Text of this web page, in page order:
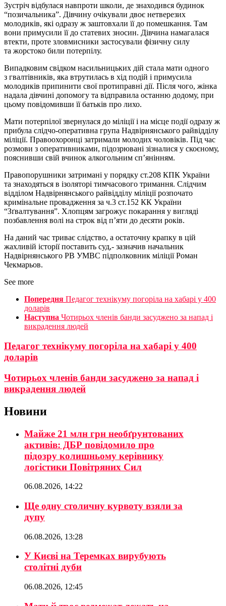
Зустріч відбулася навпроти школи, де знаходився будинок
“позичальника”. Дівчину очікували двоє нетверезих
молодиків, які одразу ж заштовхали її до помешкання. Там
вони примусили її до статевих зносин. Дівчина намагалася
втекти, проте зловмисники застосували фізичну силу
та жорстоко били потерпілу.
Випадковим свідком насильницьких дій стала мати одного
з гвалтівників, яка втрутилась в хід подій і примусила
молодиків припинити свої протиправні дії. Після чого, жінка
надала дівчині допомогу та відправила останню додому, при
цьому повідомивши її батьків про лихо.
Мати потерпілої звернулася до міліції і на місце події одразу ж
прибула слідчо-оперативна група Надвірнянського райвідділу
міліції. Правоохоронці затримали молодих чоловіків. Під час
розмови з оперативниками, підозрювані зізналися у скоєному,
пояснивши свій вчинок алкогольним сп’янінням.
Правопорушники затримані у порядку ст.208 КПК України
та знаходяться в ізоляторі тимчасового тримання. Слідчим
відділом Надвірнянського райвідділу міліції розпочато
кримінальне провадження за ч.3 ст.152 КК України
“Зґвалтування”. Хлопцям загрожує покарання у вигляді
позбавлення волі на строк від п’яти до десяти років.
На даний час триває слідство, а остаточну крапку в цій
жахливій історії поставить суд,- зазначив начальник
Надвірнянського РВ УМВС підполковник міліції Роман
Чекмарьов.
See more
Попередня Педагог технікуму погоріла на хабарі у 400
доларів
Наступна Чотирьох членів банди засуджено за напад і
викрадення людей
Педагог технікуму погоріла на хабарі у 400
доларів
Чотирьох членів банди засуджено за напад і
викрадення людей
Новини
Майже 21 млн грн необґрунтованих
активів: ДБР повідомило про
підозру колишньому керівнику
логістики Повітряних Сил
06.08.2026, 14:22
Ще одну столичну курвоту взяли за
дупу
06.08.2026, 13:28
У Києві на Теремках вирубують
столітні дуби
06.08.2026, 12:45